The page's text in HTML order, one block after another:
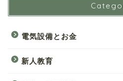
電気設備とお金
新人教育